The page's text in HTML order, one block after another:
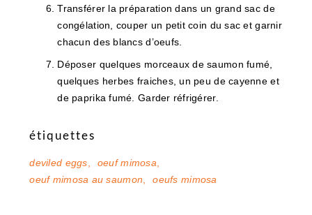
Transférer la préparation dans un grand sac de
congélation, couper un petit coin du sac et garnir
chacun des blancs d’oeufs.
Déposer quelques morceaux de saumon fumé,
quelques herbes fraiches, un peu de cayenne et
de paprika fumé. Garder réfrigérer.
étiquettes
deviled eggs oeuf mimosa
oeuf mimosa au saumon
oeufs mimosa